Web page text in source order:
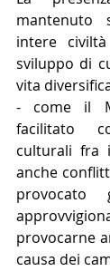
mantenuto
intere
sviluppo di
vita
- come il
facilitato
culturali fra
anche
provocarne
causa dei